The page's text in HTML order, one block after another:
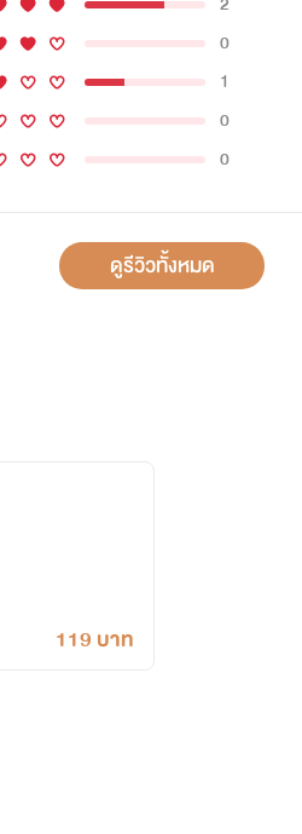
0
1
0
0
ดูรีวิวทั้งหมด
119 บาท